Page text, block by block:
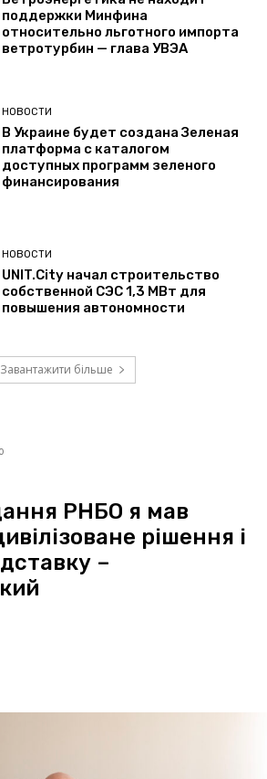
поддержки Минфина
относительно льготного импорта
ветротурбин — глава УВЭА
НОВОСТИ
В Украине будет создана Зеленая
платформа с каталогом
доступных программ зеленого
финансирования
НОВОСТИ
UNIT.City начал строительство
собственной СЭС 1,3 МВт для
повышения автономности
Завантажити більше